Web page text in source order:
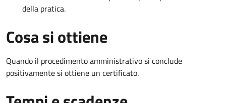
della pratica.
Cosa si ottiene
Quando il procedimento amministrativo si conclude
positivamente si ottiene un certificato.